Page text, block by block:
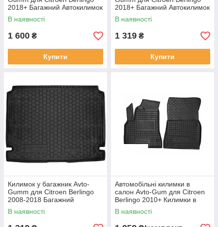
2018+ Багажний Автокилимок
Автогум на Сітроен Берлінго
довжин.
В наявності
1 600 ₴
Купити
2018+ Багажний Автокилимок
Автогум на Сітроен Берлінго
корот.
В наявності
1 319 ₴
Купити
Килимок у багажник Avto-
Gumm для Citroen Berlingo
2008-2018 Багажний
Автокилимок Автогум на
Сітроен Берлінго
В наявності
Автомобільні килимки в
салон Avto-Gum для Citroen
Berlingo 2010+ Килимки в
салон Автогум Ситроен
Берлінго 1+2
В наявності